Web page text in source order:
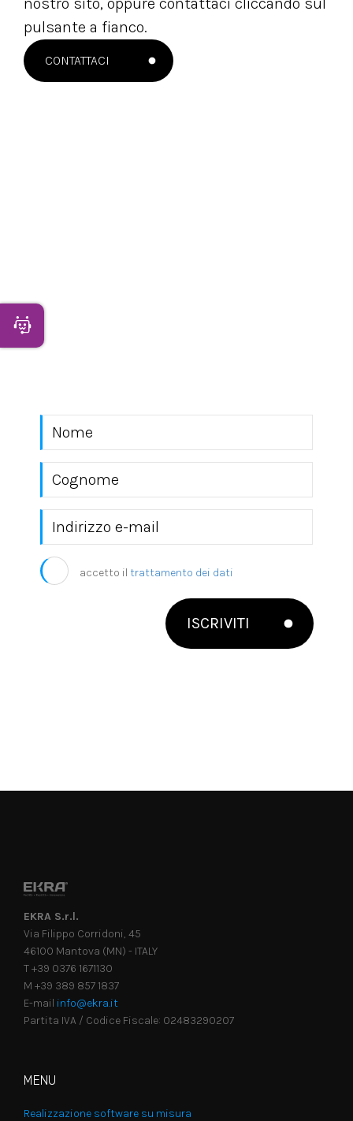
pulsante a fianco.
CONTATTACI
NEWSLETTER
Rimani sempre aggiornato con le novità del
accetto il trattamento dei dati
ISCRIVITI
EKRA S.r.l.
Via Filippo Corridoni, 45
46100 Mantova (MN) - ITALY
T +39 0376 1671130
M +39 389 857 1837
E-mail info@ekra.it
Partita IVA / Codice Fiscale: 02483290207
MENU
Realizzazione software su misura